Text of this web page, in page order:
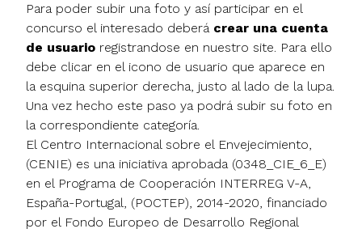
Para poder subir una foto y así participar en el
concurso el interesado deberá crear una cuenta
de usuario registrandose en nuestro site. Para ello
debe clicar en el icono de usuario que aparece en
la esquina superior derecha, justo al lado de la lupa.
Una vez hecho este paso ya podrá subir su foto en
la correspondiente categoría.
El Centro Internacional sobre el Envejecimiento,
(CENIE) es una iniciativa aprobada (0348_CIE_6_E)
en el Programa de Cooperación INTERREG V-A,
España-Portugal, (POCTEP), 2014-2020, financiado
por el Fondo Europeo de Desarrollo Regional